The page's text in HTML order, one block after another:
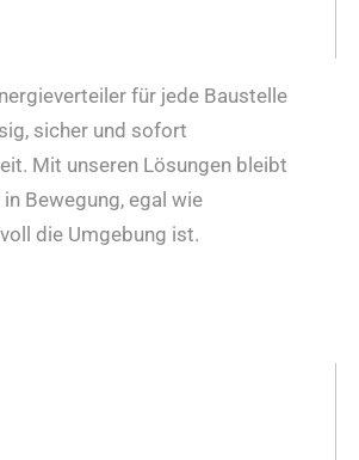
für jede Baustelle
sicher und sofort
Mit unseren Lösungen bleibt
Bewegung, egal wie
die Umgebung ist.